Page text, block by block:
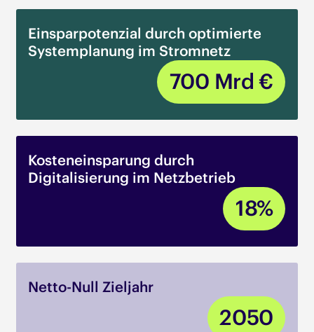
Einsparpotenzial durch optimierte
Systemplanung im Stromnetz
700 Mrd €
Kosteneinsparung durch
Digitalisierung im Netzbetrieb
18%
Netto-Null Zieljahr
2050